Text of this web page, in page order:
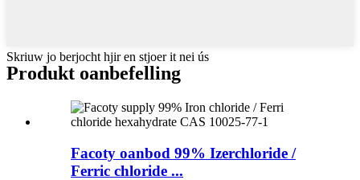
Skriuw jo berjocht hjir en stjoer it nei ús
Produkt oanbefelling
Facoty oanbod 99% Izerchloride /
Ferric chloride ...